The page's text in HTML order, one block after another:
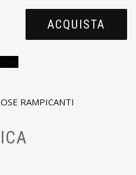
ACQUISTA
RAMPICANTI